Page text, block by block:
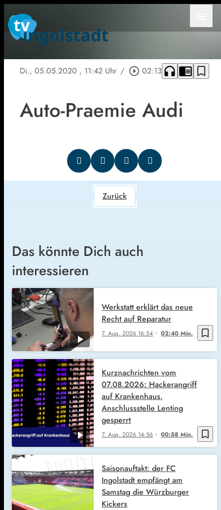
Di., 05.05.2020 , 11:42 Uhr / play_circle_outline 02:13 headphones chrome_reader_mode bookmark_border
Auto-Praemie Audi
Zurück
Das könnte Dich auch
interessieren
bookmark_border
7. Aug. 2026 16:54 02:40 Min.
Werkstatt erklärt das neue
Recht auf Reparatur
bookmark_border
7. Aug. 2026 14:56 00:58 Min.
Kurznachrichten vom
07.08.2026: Hackerangriff
auf Krankenhaus,
Anschlussstelle Lenting
gesperrt
Saisonauftakt: der FC
Ingolstadt empfängt am
Samstag die Würzburger
Kickers